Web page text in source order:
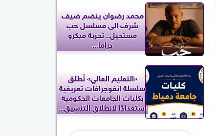
محمد رضوان ينضم ضيف
شرف إلى مسلسل حب
مستحيل.. تجربة ميكرو
دراما...
«التعليم العالي» تُطلق
سلسلة إنفوجرافات تعريفية
بكليات الجامعات الحكومية
استعدادًا لانطلاق التنسيق...